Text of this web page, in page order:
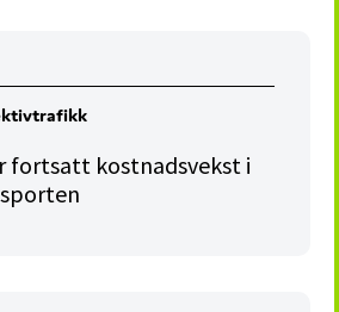
fortsatt kostnadsvekst i